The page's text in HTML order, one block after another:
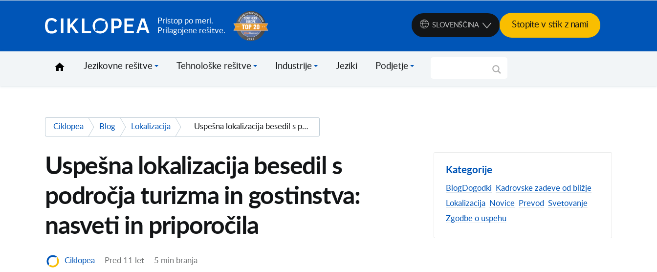
Ciklopea
Pristop po meri.
Prilagojene rešitve.
Stopite v stik z nami
SLOVENŠČINA
Jezikovne rešitve Tehnološke rešitve Industrije Jeziki Podjetje
Ciklopea Blog Lokalizacija Uspešna lokalizacija besedil s področja turizma in gostinstva: nasveti in priporočila
Uspešna lokalizacija besedil s
področja turizma in gostinstva:
nasveti in priporočila
Ciklopea Pred 11 let 5 min branja
Kategorije
Blog Dogodki
Kadrovske zadeve od bližje
Lokalizacija
Novice Prevod
Svetovanje
Zgodbe o uspehu